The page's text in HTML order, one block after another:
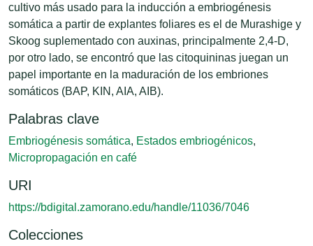
cultivo más usado para la inducción a embriogénesis
somática a partir de explantes foliares es el de Murashige y
Skoog suplementado con auxinas, principalmente 2,4-D,
por otro lado, se encontró que las citoquininas juegan un
papel importante en la maduración de los embriones
somáticos (BAP, KIN, AIA, AIB).
Palabras clave
Embriogénesis somática, Estados embriogénicos,
Micropropagación en café
URI
https://bdigital.zamorano.edu/handle/11036/7046
Colecciones